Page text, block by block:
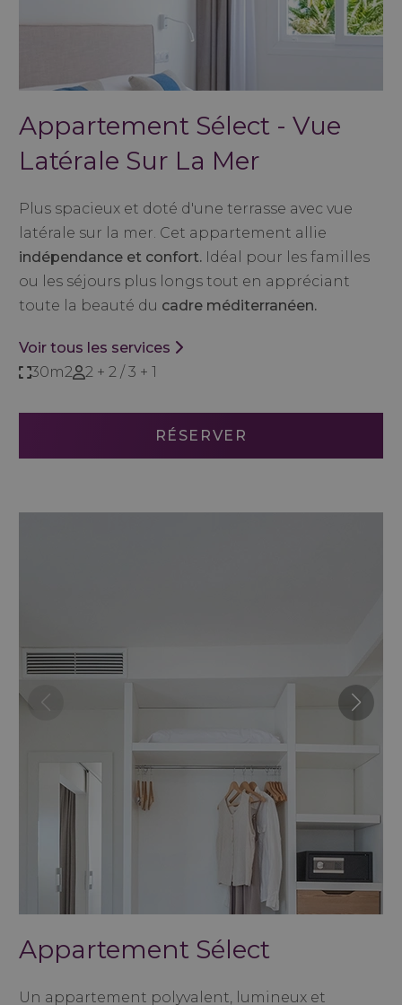
Appartement Sélect - Vue
Latérale Sur La Mer
Plus spacieux et doté d'une terrasse avec vue
latérale sur la mer. Cet appartement allie
indépendance et confort. Idéal pour les familles
ou les séjours plus longs tout en appréciant
toute la beauté du cadre méditerranéen.
Voir tous les services
30m2
2 + 2 / 3 + 1
RÉSERVER
Appartement Sélect
Un appartement polyvalent, lumineux et